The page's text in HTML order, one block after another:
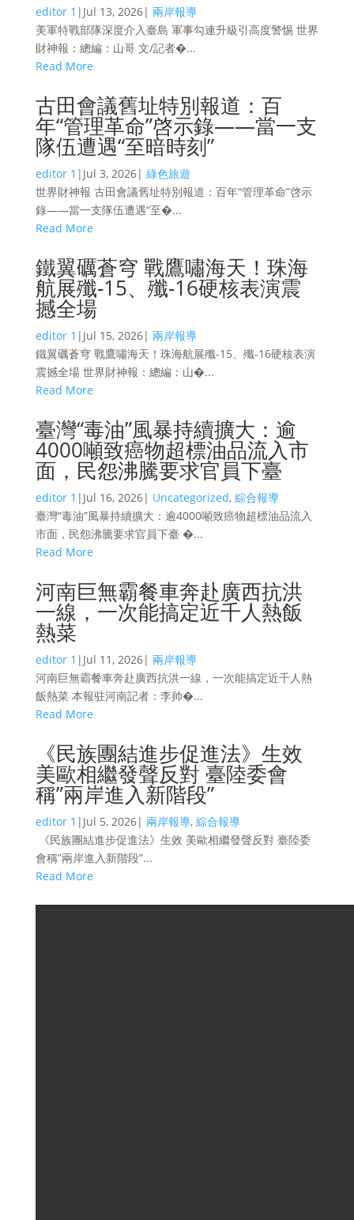
editor 1 | Jul 13, 2026| 兩岸報導
美軍特戰部隊深度介入臺島 軍事勾連升級引高度警惕 世界
財神報：總編：山哥 文/記者�...
Read More
古田會議舊址特別報道：百
年“管理革命”啓示錄——當一支
隊伍遭遇“至暗時刻”
editor 1 | Jul 3, 2026| 綠色旅遊
世界財神報 古田會議舊址特別報道：百年“管理革命”啓示
錄——當一支隊伍遭遇“至�...
Read More
鐵翼礪蒼穹 戰鷹嘯海天！珠海
航展殲-15、殲-16硬核表演震
撼全場
editor 1 | Jul 15, 2026| 兩岸報導
鐵翼礪蒼穹 戰鷹嘯海天！珠海航展殲-15、殲-16硬核表演
震撼全場 世界財神報：總編：山�...
Read More
臺灣“毒油”風暴持續擴大：逾
4000噸致癌物超標油品流入市
面，民怨沸騰要求官員下臺
editor 1 | Jul 16, 2026| Uncategorized, 綜合報導
臺灣“毒油”風暴持續擴大：逾4000噸致癌物超標油品流入
市面，民怨沸騰要求官員下臺 �...
Read More
河南巨無霸餐車奔赴廣西抗洪
一線，一次能搞定近千人熱飯
熱菜
editor 1 | Jul 11, 2026| 兩岸報導
河南巨無霸餐車奔赴廣西抗洪一線，一次能搞定近千人熱
飯熱菜 本報驻河南記者：李帅�...
Read More
《民族團結進步促進法》生效
美歐相繼發聲反對 臺陸委會
稱”兩岸進入新階段”
editor 1 | Jul 5, 2026| 兩岸報導, 綜合報導
《民族團結進步促進法》生效 美歐相繼發聲反對 臺陸委
會稱”兩岸進入新階段”...
Read More